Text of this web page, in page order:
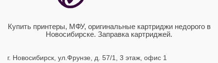
Купить принтеры, МФУ, оригинальные картриджи недорого в
Новосибирске. Заправка картриджей.
г. Новосибирск, ул.Фрунзе, д. 57/1, 3 этаж, офис 1